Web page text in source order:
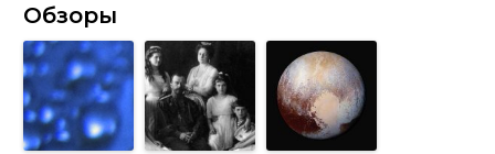
Обзоры